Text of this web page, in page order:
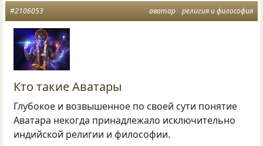
аватар религия и философия
#2106053
Кто такие Аватары
Глубокое и возвышенное по своей сути понятие
Аватара некогда принадлежало исключительно
индийской религии и философии.